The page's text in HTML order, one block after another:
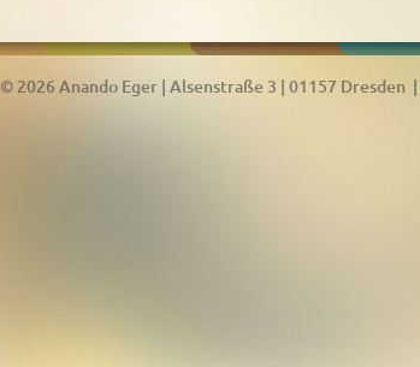
© 2026 Anando Eger | Alsenstraße 3 | 01157 Dresden |